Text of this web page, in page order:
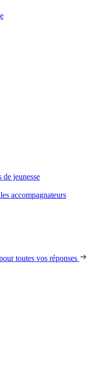
de jeunesse
accompagnateurs
toutes vos réponses